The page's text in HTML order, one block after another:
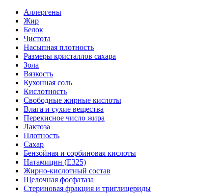
Аллергены
Жир
Белок
Чистота
Насыпная плотность
Размеры кристаллов сахара
Зола
Вязкость
Кухонная соль
Кислотность
Свободные жирные кислоты
Влага и сухие вещества
Перекисное число жира
Лактоза
Плотность
Сахар
Бензойная и сорбиновая кислоты
Натамицин (Е325)
Жирно-кислотный состав
Щелочная фосфатаза
Стериновая фракция и триглицериды